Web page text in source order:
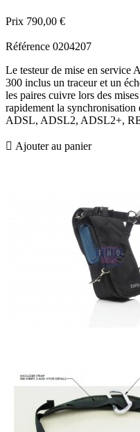
Prix 790,00 €
Référence 0204207
Le testeur de mise en
300 inclus un traceur et un
les paires cuivre lors des
rapidement la
ADSL, ADSL2, ADSL2+,
 Ajouter au panier